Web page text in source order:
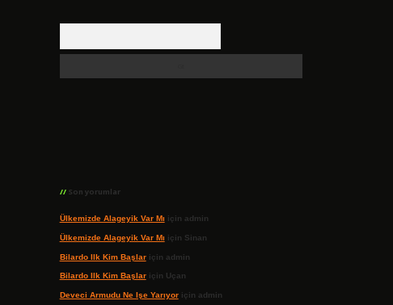
Son yorumlar
Ülkemizde Alageyik Var Mı için admin
Ülkemizde Alageyik Var Mı için Sinan
Bilardo Ilk Kim Başlariçin admin
Bilardo Ilk Kim Başlariçin Uçan
Deveci Armudu Ne Işe Yarıyoriçin admin